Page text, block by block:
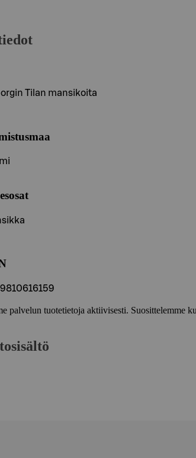
Tilan mansikoita
palvelun tuotetietoja aktiivisesti. Suosittelemme